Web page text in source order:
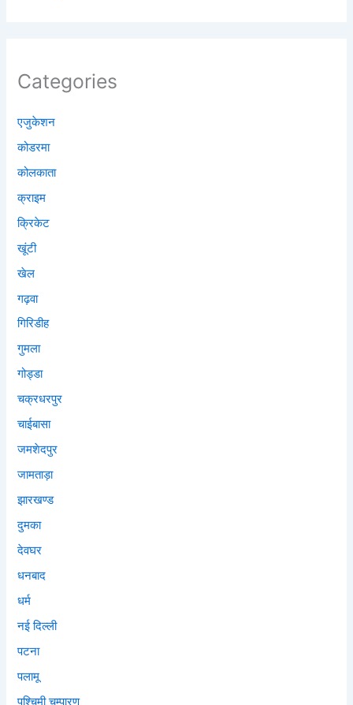
Categories
एजुकेशन
कोडरमा
कोलकाता
क्राइम
क्रिकेट
खूंटी
खेल
गढ़वा
गिरिडीह
गुमला
गोड्डा
चक्रधरपुर
चाईबासा
जमशेदपुर
जामताड़ा
झारखण्ड
दुमका
देवघर
धनबाद
धर्म
नई दिल्ली
पटना
पलामू
पश्चिमी चम्पारण